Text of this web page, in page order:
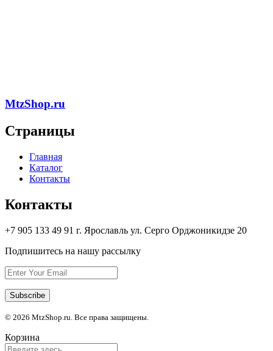
MtzShop.ru
Страницы
Главная
Каталог
Контакты
Контакты
+7 905 133 49 91 г. Ярославль ул. Серго Орджоникидзе 20
Подпишитесь на нашу рассылку
© 2026 MtzShop.ru. Все права защищены.
Корзина